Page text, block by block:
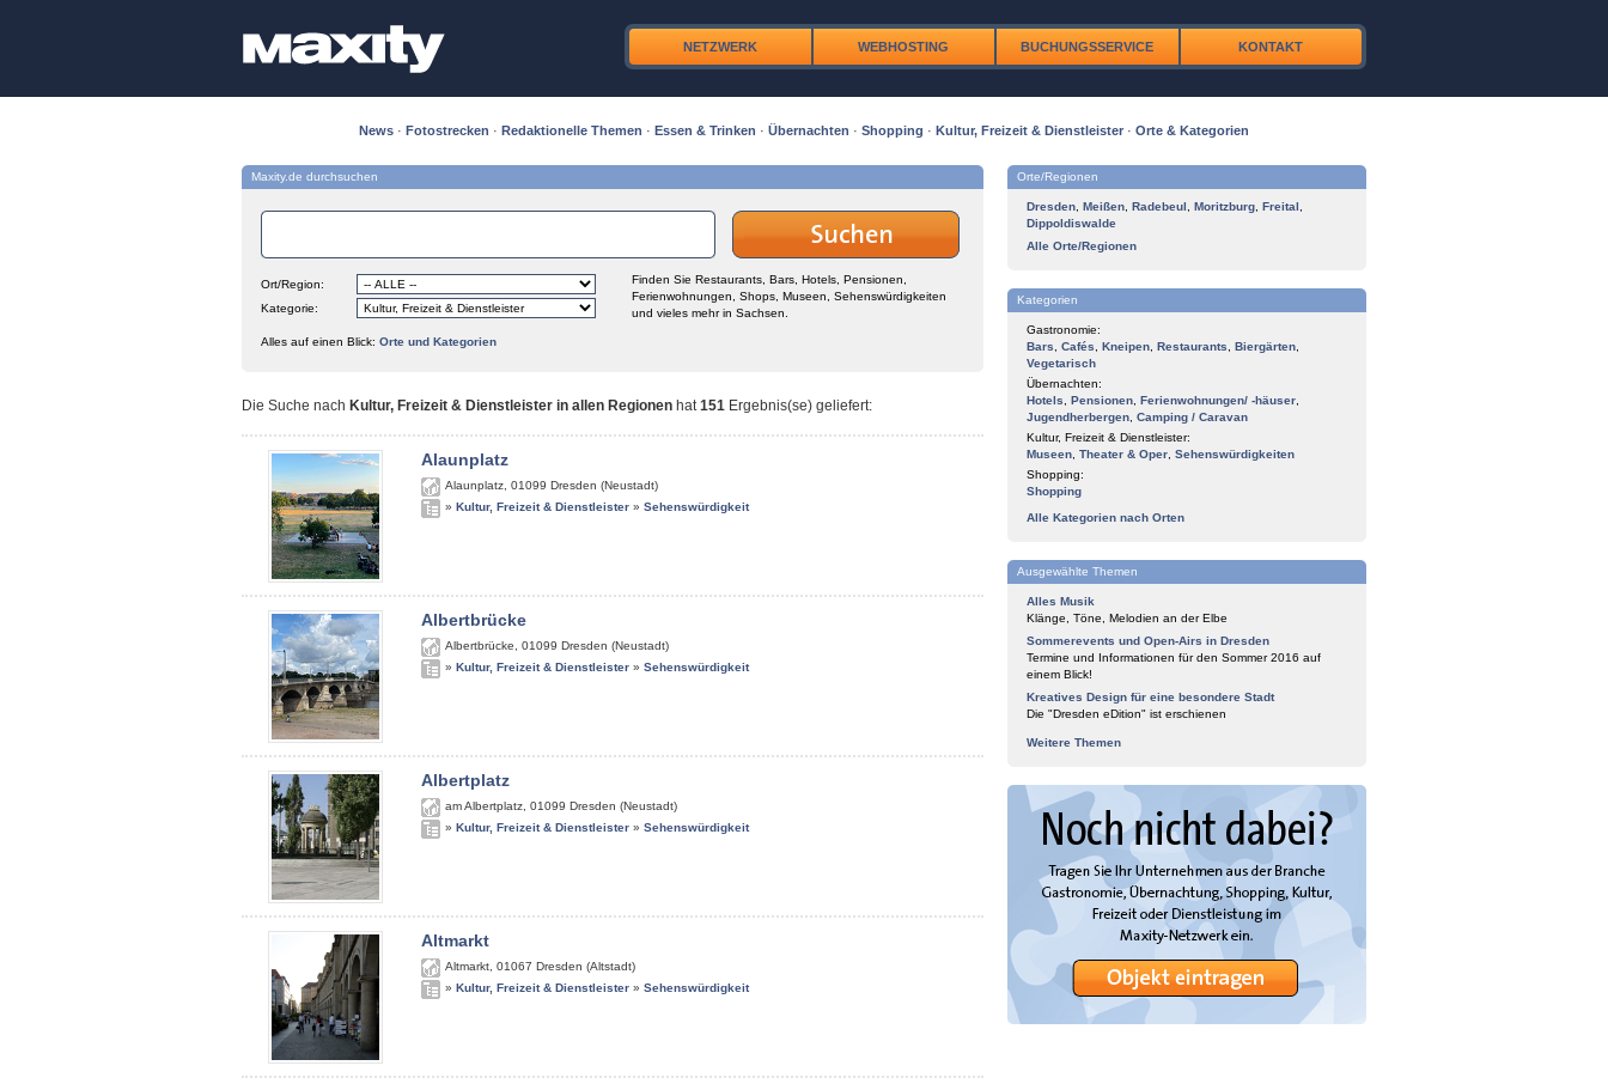
NETZWERK WEBHOSTING BUCHUNGSSERVICE KONTAKT
News · Fotostrecken · Redaktionelle Themen · Essen & Trinken · Übernachten · Shopping · Kultur, Freizeit & Dienstleister · Orte & Kategorien
Maxity.de durchsuchen
Ort/Region:
Kategorie:
Finden Sie Restaurants, Bars, Hotels, Pensionen,
Ferienwohnungen, Shops, Museen, Sehenswürdigkeiten
und vieles mehr in Sachsen.
Alles auf einen Blick: Orte und Kategorien
Die Suche nach Kultur, Freizeit & Dienstleister in allen Regionen hat151 Ergebnis(se) geliefert:
Alaunplatz
Alaunplatz 01099 Dresden (Neustadt)
» Kultur, Freizeit & Dienstleister » Sehenswürdigkeit
Albertbrücke
Albertbrücke 01099 Dresden (Neustadt)
» Kultur, Freizeit & Dienstleister » Sehenswürdigkeit
Albertplatz
am Albertplatz 01099 Dresden (Neustadt)
» Kultur, Freizeit & Dienstleister » Sehenswürdigkeit
Altmarkt
Altmarkt 01067 Dresden (Altstadt)
» Kultur, Freizeit & Dienstleister » Sehenswürdigkeit
Orte/Regionen
Dresden Meißen Radebeul Moritzburg Freital
Dippoldiswalde
Alle Orte/Regionen
Kategorien
Gastronomie:
Bars
Cafés Kneipen Restaurants Biergärten
Vegetarisch
Übernachten:
Hotels
Pensionen Ferienwohnungen/ -häuser
Jugendherbergen Camping / Caravan
Kultur, Freizeit & Dienstleister:
Museen Theater & Oper Sehenswürdigkeiten
Shopping:
Shopping
Alle Kategorien nach Orten
Ausgewählte Themen
Alles Musik
Klänge, Töne, Melodien an der Elbe
Sommerevents und Open-Airs in Dresden
Termine und Informationen für den Sommer 2016 auf
einem Blick!
Kreatives Design für eine besondere Stadt
Die "Dresden eDition" ist erschienen
Weitere Themen